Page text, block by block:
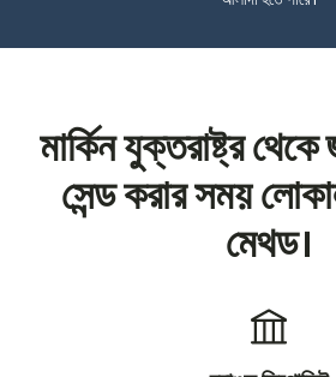
মার্কিন যুক্তরাষ্ট্র
সেন্ড করার সময়
মেথড।